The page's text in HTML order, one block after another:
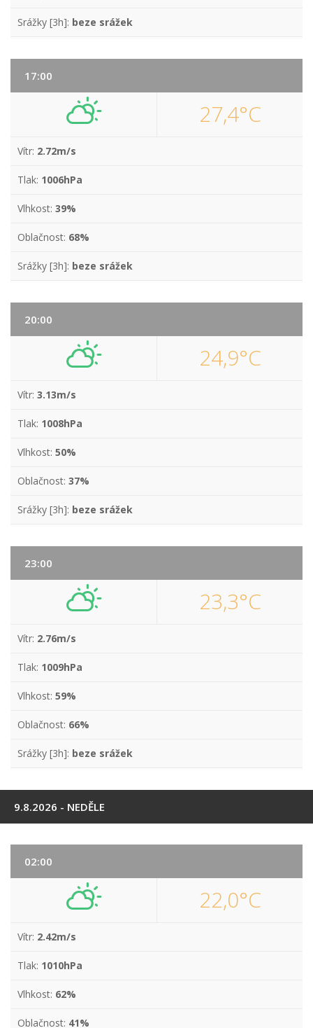
Srážky [3h]: beze srážek
17:00
27,4°C
Vítr: 2.72m/s
Tlak: 1006hPa
Vlhkost: 39%
Oblačnost: 68%
Srážky [3h]: beze srážek
20:00
24,9°C
Vítr: 3.13m/s
Tlak: 1008hPa
Vlhkost: 50%
Oblačnost: 37%
Srážky [3h]: beze srážek
23:00
23,3°C
Vítr: 2.76m/s
Tlak: 1009hPa
Vlhkost: 59%
Oblačnost: 66%
Srážky [3h]: beze srážek
9.8.2026 - NEDĚLE
02:00
22,0°C
Vítr: 2.42m/s
Tlak: 1010hPa
Vlhkost: 62%
Oblačnost: 41%